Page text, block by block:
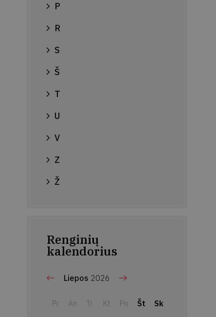
P
R
S
Š
T
U
V
Z
Ž
Renginių
kalendorius
Liepos 2026
Pr An Tr Kt Pn Št Sk